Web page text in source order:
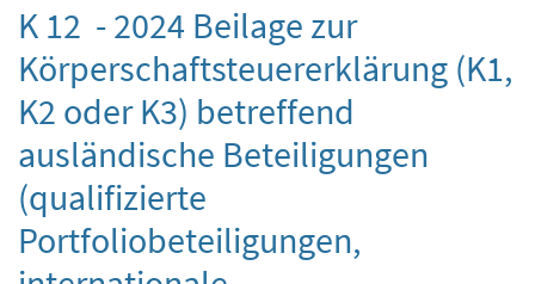
K 12 - 2024 Beilage zur
Körperschaftsteuererklärung (K1,
K2 oder K3) betreffend
ausländische Beteiligungen
(qualifizierte
Portfoliobeteiligungen,